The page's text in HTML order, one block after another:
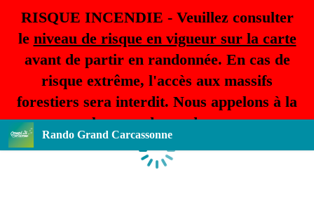
RISQUE INCENDIE - Veuillez consulter
le niveau de risque en vigueur sur la carte
avant de partir en randonnée. En cas de
risque extrême, l'accès aux massifs
forestiers sera interdit. Nous appelons à la
plus grande prudence.
Rando Grand Carcassonne
Chargement